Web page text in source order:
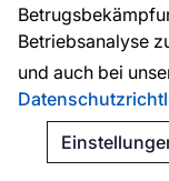
Betriebsanalyse
und auch bei